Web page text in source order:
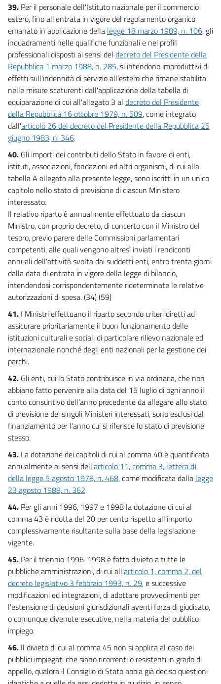
39. Per il personale dell'Istituto nazionale per il commercio
estero, fino all'entrata in vigore del regolamento organico
emanato in applicazione della legge 18 marzo 1989, n. 106, gli
inquadramenti nelle qualifiche funzionali e nei profili
professionali disposti ai sensi del decreto del Presidente della
Repubblica 1 marzo 1988, n. 285, si intendono improduttivi di
effetti sull'indennità di servizio all'estero che rimane stabilita
nelle misure scaturenti dall'applicazione della tabella di
equiparazione di cui all'allegato 3 al decreto del Presidente
della Repubblica 16 ottobre 1979, n. 509, come integrato
dall'articolo 26 del decreto del Presidente della Repubblica 25
giugno 1983, n. 346.
40. Gli importi dei contributi dello Stato in favore di enti,
istituti, associazioni, fondazioni ed altri organismi, di cui alla
tabella A allegata alla presente legge, sono iscritti in un unico
capitolo nello stato di previsione di ciascun Ministero
interessato.
Il relativo riparto è annualmente effettuato da ciascun
Ministro, con proprio decreto, di concerto con il Ministro del
tesoro, previo parere delle Commissioni parlamentari
competenti, alle quali vengono altresì inviati i rendiconti
annuali dell'attività svolta dai suddetti enti, entro trenta giorni
dalla data di entrata in vigore della legge di bilancio,
intendendosi corrispondentemente rideterminate le relative
autorizzazioni di spesa. (34) (59)
41. I Ministri effettuano il riparto secondo criteri diretti ad
assicurare prioritariamente il buon funzionamento delle
istituzioni culturali e sociali di particolare rilievo nazionale ed
internazionale nonché degli enti nazionali per la gestione dei
parchi.
42. Gli enti, cui lo Stato contribuisce in via ordinaria, che non
abbiano fatto pervenire alla data del 15 luglio di ogni anno il
conto consuntivo dell'anno precedente da allegare allo stato
di previsione dei singoli Ministeri interessati, sono esclusi dal
finanziamento per l'anno cui si riferisce lo stato di previsione
stesso.
43. La dotazione dei capitoli di cui al comma 40 è quantificata
annualmente ai sensi dell'articolo 11, comma 3, lettera d),
della legge 5 agosto 1978, n. 468, come modificata dalla legge
23 agosto 1988, n. 362.
44. Per gli anni 1996, 1997 e 1998 la dotazione di cui al
comma 43 è ridotta del 20 per cento rispetto all'importo
complessivamente risultante sulla base della legislazione
vigente.
45. Per il triennio 1996-1998 è fatto divieto a tutte le
pubbliche amministrazioni, di cui all'articolo 1, comma 2, del
decreto legislativo 3 febbraio 1993, n. 29, e successive
modificazioni ed integrazioni, di adottare provvedimenti per
l'estensione di decisioni giurisdizionali aventi forza di giudicato,
o comunque divenute esecutive, nella materia del pubblico
impiego.
46. Il divieto di cui al comma 45 non si applica al caso dei
pubblici impiegati che siano ricorrenti o resistenti in grado di
appello, qualora il Consiglio di Stato abbia già deciso questioni